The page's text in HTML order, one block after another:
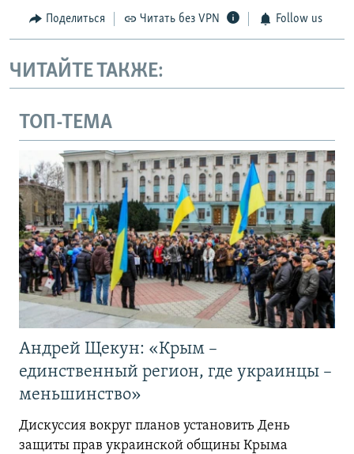
Поделиться Читать без VPN Follow us
ЧИТАЙТЕ ТАКЖЕ:
ТОП-ТЕМА
Андрей Щекун: «Крым –
единственный регион, где украинцы –
меньшинство»
Дискуссия вокруг планов установить День
защиты прав украинской общины Крыма